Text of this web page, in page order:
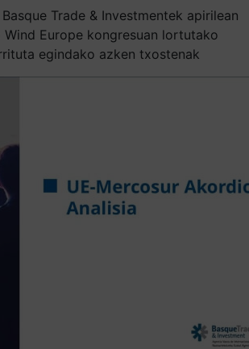
Trade & Investmentek apirilean
Europe kongresuan lortutako
egindako azken txostenak